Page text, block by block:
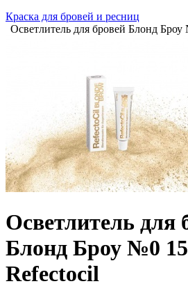
Краска для бровей и ресниц
Осветлитель для бровей Блонд
Осветлитель для
Блонд Броу №0
Refectocil